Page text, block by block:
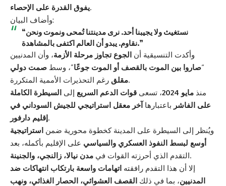
يفوق القدرة على الإحصاء.
وأضاف البيان:
“نستغيث ولا يجيبنا أحد. نرى مدينتنا تُمحى ونموت ونحن
نقاوم. يبدو أن العالم اكتفى بالمشاهدة.”
وأكدت التنسيقية أن الجوع تجاوز مرحلة الأزمة، وأن المدنيين
“صاروا بين الموت بالقصف أو الموت جوعًا”، وسط صمت دولي
مقلقرغم التحذيرات الأممية المتكررة.
منذ مايو 2024 ، تسعى قوات الدعم السريع إلى السيطرة الكاملة
على الفاشر باعتبارهاآخر معقل استراتيجي للجيش السوداني في
إقليم دارفور.
ويُنظر إلى السيطرة على المدينة كخطوة محورية ضمن استراتيجية
أوسع لبسط النفوذ العسكري والسياسي على الإقليم بأكمله، بعد
التقدم الذي أحرزته القوات في مدن نيالا، زالنجي، والجنينة
.
إلا أن هذا التقدم رافقته اتهامات واسعة بارتكاب انتهاكات ضد
المدنيين، بما في ذلك القصف العشوائي، الحصار الغذائي، ونهب